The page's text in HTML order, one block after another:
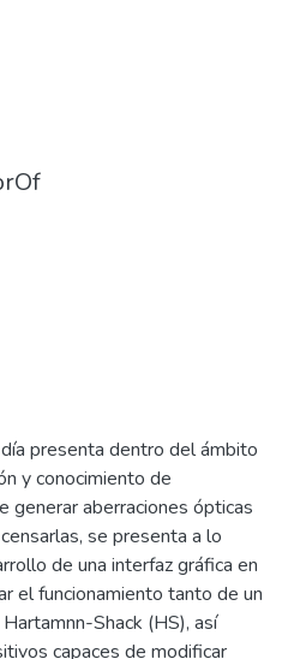
presenta dentro del ámbito
y conocimiento de
generar aberraciones ópticas
se presenta a lo
de una interfaz gráfica en
el funcionamiento tanto de un
Shack (HS), así
capaces de modificar